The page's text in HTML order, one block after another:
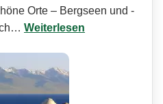
Orte – Bergseen und -
Weiterlesen